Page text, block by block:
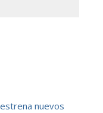
nuevos